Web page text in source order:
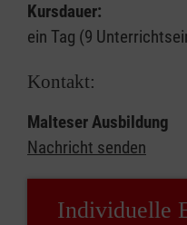
Kursdauer:
ein Tag (9
Kontakt:
Malteser Ausbildung
Nachricht senden
Individuelle